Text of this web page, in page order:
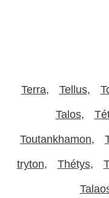
Terra Tellus
Talos
Toutankhamon
tryton Thétys